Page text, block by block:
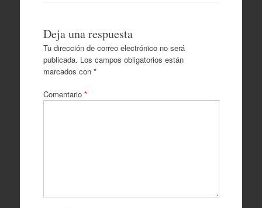
Deja una respuesta
Tu dirección de correo electrónico no será
publicada. Los campos obligatorios están
marcados con *
Comentario *